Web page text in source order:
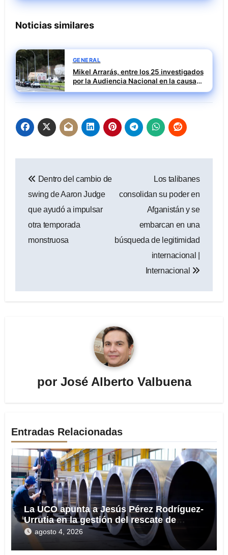
Noticias similares
GENERAL
Mikel Arrarás, entre los 25 investigados
por la Audiencia Nacional en la causa
SEPI del caso Leire
de
entradas
Dentro del cambio de
swing de Aaron Judge
que ayudó a impulsar
otra temporada
monstruosa
Los talibanes
consolidan su poder en
Afganistán y se
embarcan en una
búsqueda de legitimidad
internacional |
Internacional
por José Alberto Valbuena
Entradas Relacionadas
La UCO apunta a Jesús Pérez Rodríguez-
Urrutia en la gestión del rescate de
Tubos Reunidos
agosto 4, 2026